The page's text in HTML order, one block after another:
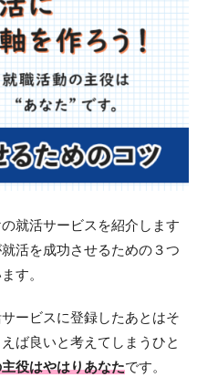
就活サービスを紹介します
活を成功させるための３つ
す。
ービスに登録したあとはそ
ば良いと考えてしまうひと
役はやはりあなたです。